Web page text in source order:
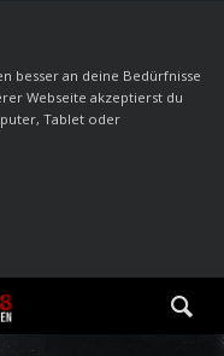
besser an deine Bedürfnisse
Webseite akzeptierst du
Tablet oder